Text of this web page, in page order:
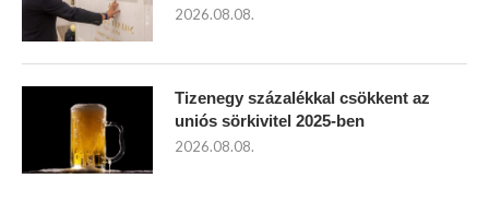
2026.08.08.
Tizenegy százalékkal csökkent az
uniós sörkivitel 2025-ben
2026.08.08.